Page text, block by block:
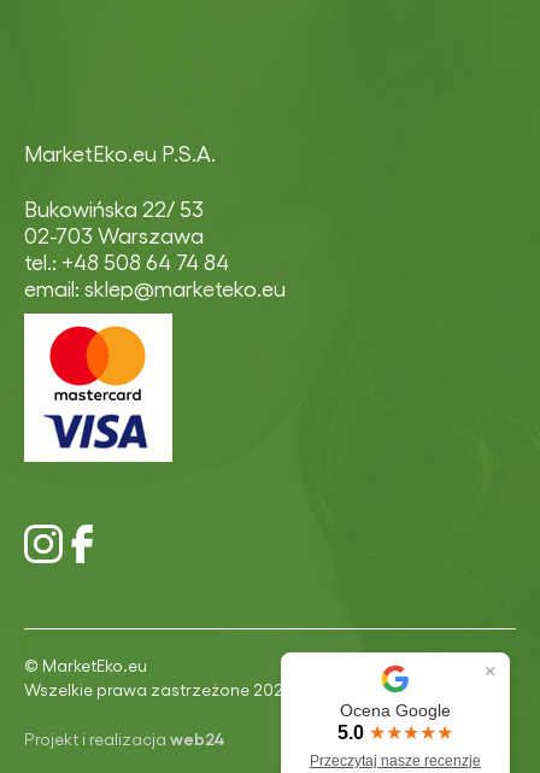
×
Ocena Google
5.0 ★★★★★
Przeczytaj nasze recenzje
MarketEko.eu P.S.A.
Bukowińska 22/ 53
02-703 Warszawa
tel.: +48 508 64 74 84
email: sklep@marketeko.eu
© MarketEko.eu
Wszelkie prawa zastrzeżone 2026
Projekt i realizacja web24